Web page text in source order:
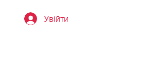
Увійти